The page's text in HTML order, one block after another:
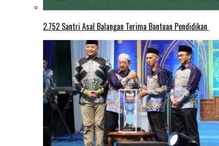
2.752 Santri Asal Balangan Terima Bantuan Pendidikan